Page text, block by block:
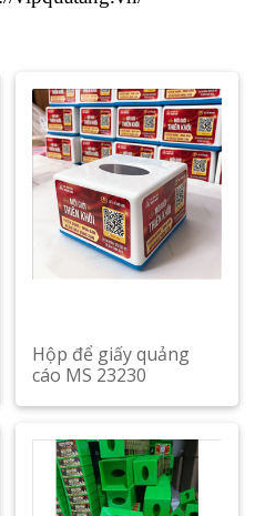
Hộp để giấy quảng
cáo MS 23230